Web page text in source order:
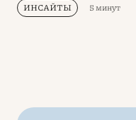
ИНСАЙТЫ 5 минут